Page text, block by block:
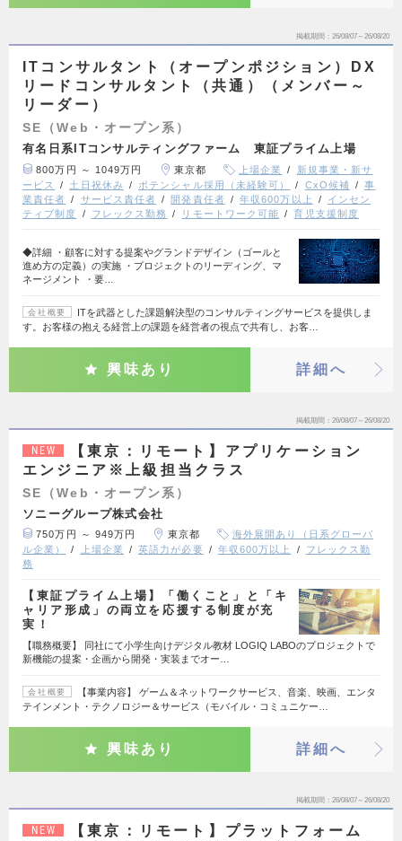
掲載期間 26/08/07～26/08/20
ITコンサルタント（オープンポジション）DX
リードコンサルタント（共通）（メンバー～
リーダー）
SE（Web・オープン系）
有名日系ITコンサルティングファーム 東証プライム上場
800万円 ～ 1049万円 東京都 上場企業
新規事業・新サ
ービス
土日祝休み ポテンシャル採用（未経験可） CxO候補
事
業責任者
サービス責任者 開発責任者 年収600万以上
インセン
ティブ制度
フレックス勤務 リモートワーク可能 育児支援制度
◆詳細 ・顧客に対する提案やグランドデザイン（ゴールと
進め方の定義）の実施 ・プロジェクトのリーディング、マ
ネージメント ・要…
会社概要
ITを武器とした課題解決型のコンサルティングサービスを提供しま
す。お客様の抱える経営上の課題を経営者の視点で共有し、お客…
興味あり 詳細へ
掲載期間 26/08/07～26/08/20
NEW
【東京：リモート】アプリケーション
エンジニア※上級担当クラス
SE（Web・オープン系）
ソニーグループ株式会社
750万円 ～ 949万円 東京都
海外展開あり（日系グローバ
ル企業）
上場企業 英語力が必要 年収600万以上
フレックス勤
務
【東証プライム上場】「働くこと」と「キ
ャリア形成」の両立を応援する制度が充
実！
【職務概要】 同社にて小学生向けデジタル教材 LOGIQ LABOのプロジェクトで
新機能の提案・企画から開発・実装までオー…
会社概要
【事業内容】 ゲーム＆ネットワークサービス、音楽、映画、エンタ
テインメント・テクノロジー＆サービス（モバイル・コミュニケー…
興味あり 詳細へ
掲載期間 26/08/07～26/08/20
NEW
【東京：リモート】プラットフォーム